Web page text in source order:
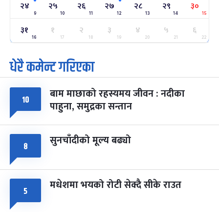
सोम फाल्गुन २४, २०८३- Mar 8, 2027
२५
मंगल
ग्याल्पो ल्होसार
फाल्गुन २५, २०८३ Mar 9, 2027
७ महिना बाँकी
७ पूर्णिमा व्रत
चैत्र ७, २०८३-Mar 21, 2027
८
सोम
फागुपूर्णिमा
चैत्र ८, २०८३-Mar 22, 2027
७ महिना बाँकी
२४
9
२५
10
२६
11
२७
12
२८
13
२९
14
३०
15
३१
16
१
17
२
18
३
19
४
20
५
21
६
22
धेरै कमेन्ट गरिएका
१० बाम माछाको रहस्यमय जीवन : नदीका
पाहुना, समुद्रका सन्तान
८ सुनचाँदीको मूल्य बढ्यो
५ मधेशमा भयको रोटी सेक्दै सीके राउत